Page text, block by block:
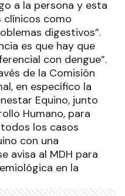
a la persona y esta
como
digestivos”.
es que hay que
con dengue”.
de la Comisión
en específico la
Equino, junto
Humano, para
los casos
con una
avisa al MDH para
en la